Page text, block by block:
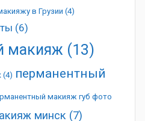
в Грузии (4)
(6)
макияж (13)
(4) перманентный
макияж губ фото
минск (7)